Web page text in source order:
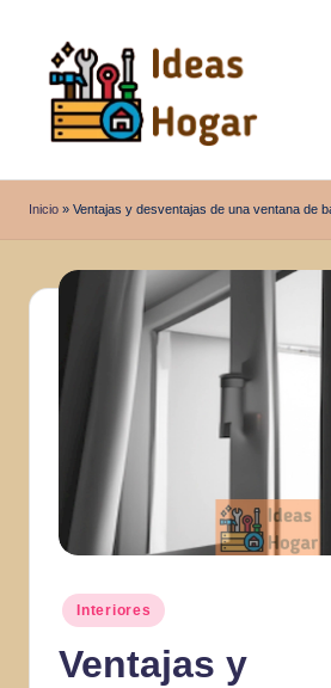
contenido
d
e
a
Inicio » Ventajas y desventajas de una ventana de
Publicado
en
Interiores
Ventajas y